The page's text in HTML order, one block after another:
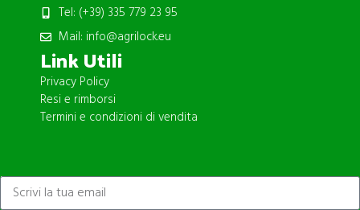
Tel: (+39) 335 779 23 95
Mail: info@agrilock.eu
Link Utili
Privacy Policy
Resi e rimborsi
Termini e condizioni di vendita
ISCRIVITI ALLA NEWSLETTER